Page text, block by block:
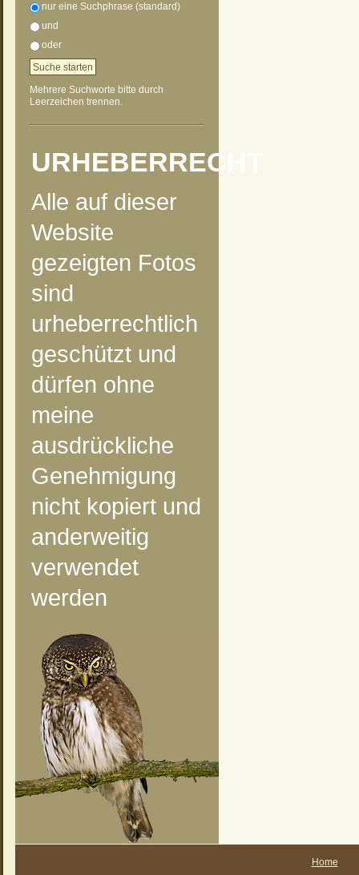
nur eine Suchphrase (standard)
und
oder
Mehrere Suchworte bitte durch
Leerzeichen trennen.
URHEBERRECHT
Alle auf dieser
Website
gezeigten Fotos
sind
urheberrechtlich
geschützt und
dürfen ohne
meine
ausdrückliche
Genehmigung
nicht kopiert und
anderweitig
verwendet
werden
Home